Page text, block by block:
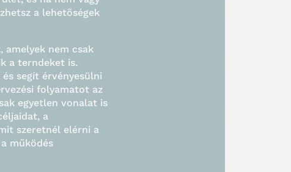
a lehetőségek
amelyek nem csak
a terndeket is.
segít érvényesülni
folyamatot az
egyetlen vonalat is
a
szeretnél elérni a
működés